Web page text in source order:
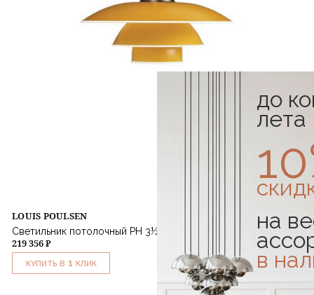
LOUIS POULSEN
Светильник потолочный PH 3½-3 Pendant Yellow
219 356 ₽
КУПИТЬ В 1 КЛИК
до
лета
на
в